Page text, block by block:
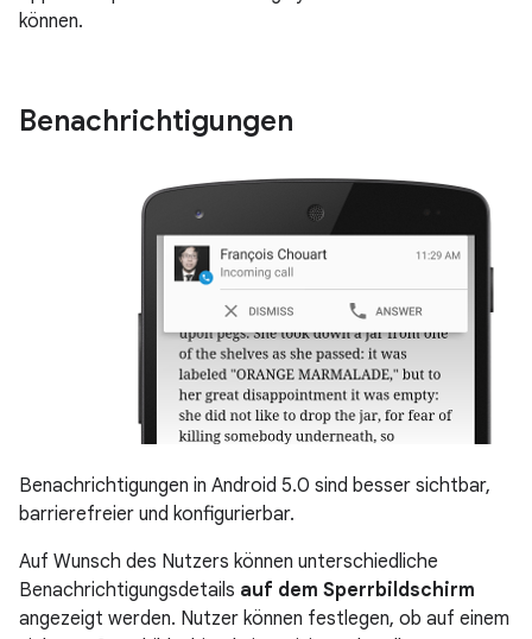
können.
Benachrichtigungen
Benachrichtigungen in Android 5.0 sind besser sichtbar,
barrierefreier und konfigurierbar.
Auf Wunsch des Nutzers können unterschiedliche
Benachrichtigungsdetails auf dem Sperrbildschirm
angezeigt werden. Nutzer können festlegen, ob auf einem